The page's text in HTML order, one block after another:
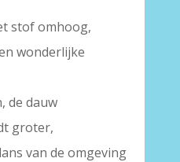
stof omhoog,
wonderlijke
de dauw
groter,
van de omgeving